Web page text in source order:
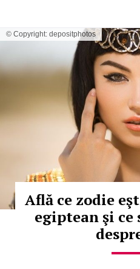
© Copyright: depositphotos
Află ce zodie
egiptean şi ce